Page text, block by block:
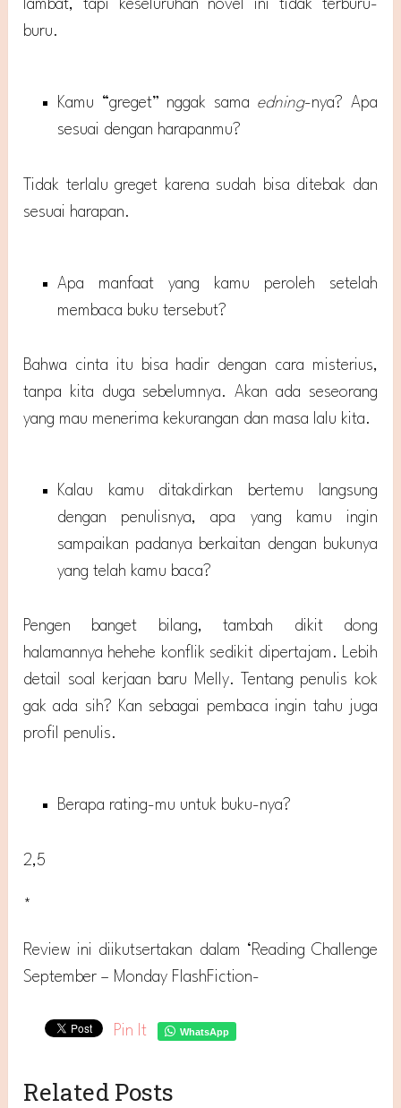
lambat, tapi keseluruhan novel ini tidak terburu-
buru.
Kamu “greget” nggak sama edning-nya? Apa
sesuai dengan harapanmu?
Tidak terlalu greget karena sudah bisa ditebak dan
sesuai harapan.
Apa manfaat yang kamu peroleh setelah
membaca buku tersebut?
Bahwa cinta itu bisa hadir dengan cara misterius,
tanpa kita duga sebelumnya. Akan ada seseorang
yang mau menerima kekurangan dan masa lalu kita.
Kalau kamu ditakdirkan bertemu langsung
dengan penulisnya, apa yang kamu ingin
sampaikan padanya berkaitan dengan bukunya
yang telah kamu baca?
Pengen banget bilang, tambah dikit dong
halamannya hehehe konflik sedikit dipertajam. Lebih
detail soal kerjaan baru Melly. Tentang penulis kok
gak ada sih? Kan sebagai pembaca ingin tahu juga
profil penulis.
Berapa rating-mu untuk buku-nya?
2,5
*
Review ini diikutsertakan dalam ‘Reading Challenge
September – Monday FlashFiction-
Pin It WhatsApp
Related Posts